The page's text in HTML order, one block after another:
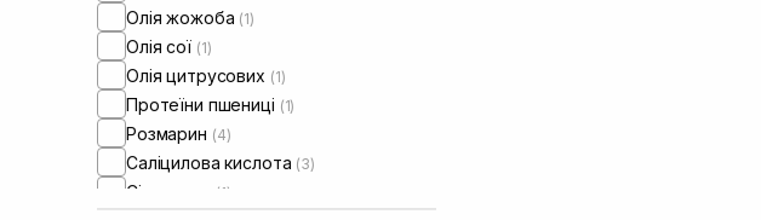
Олія жожоба (1)
Олія сої (1)
Олія цитрусових (1)
Протеїни пшениці (1)
Розмарин (4)
Саліцилова кислота (3)
Сік кокосу (1)